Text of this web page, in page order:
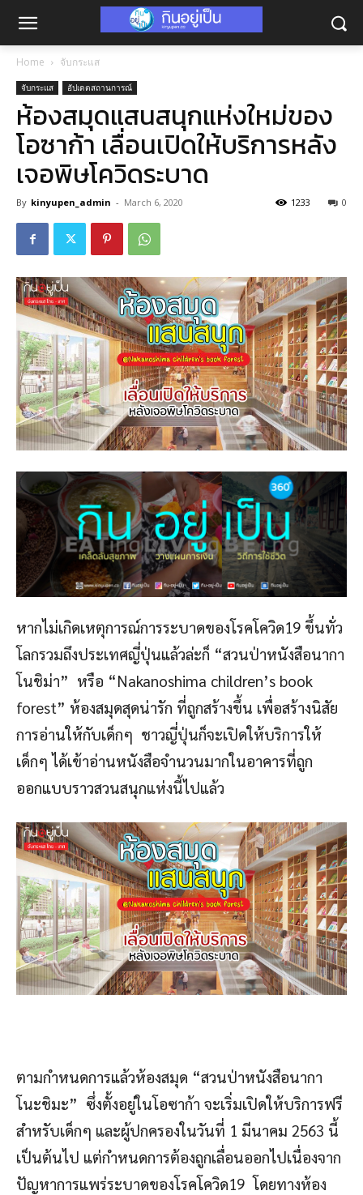
Home จับกระแส
จับกระแส อัปเดตสถานการณ์
ห้องสมุดแสนสนุกแห่งใหม่ของ
โอซาก้า เลื่อนเปิดให้บริการหลัง
เจอพิษโควิดระบาด
By kinyupen_admin - March 6, 2020 0
1233
หากไม่เกิดเหตุการณ์การระบาดของโรคโควิด19 ขึ้นทั่ว
โลกรวมถึงประเทศญี่ปุ่นแล้วล่ะก็ “สวนป่าหนังสือนากา
โนชิม่า” หรือ “Nakanoshima children’s book
forest” ห้องสมุดสุดน่ารัก ที่ถูกสร้างขึ้น เพื่อสร้างนิสัย
การอ่านให้กับเด็กๆ ชาวญี่ปุ่นก็จะเปิดให้บริการให้
เด็กๆ ได้เข้าอ่านหนังสือจำนวนมากในอาคารที่ถูก
ออกแบบราวสวนสนุกแห่งนี้ไปแล้ว
ตามกำหนดการแล้วห้องสมุด “สวนป่าหนังสือนากา
โนะชิมะ­” ซึ่งตั้งอยู่ในโอซาก้า จะเริ่มเปิดให้บริการฟรี
สำหรับเด็กๆ และผู้ปกครองในวันที่ 1 มีนาคม 2563 นี้
เป็นต้นไป แต่กำหนดการต้องถูกเลื่อนออกไปเนื่องจาก
ปัญหาการแพร่ระบาดของโรคโควิด19 โดยทางห้อง